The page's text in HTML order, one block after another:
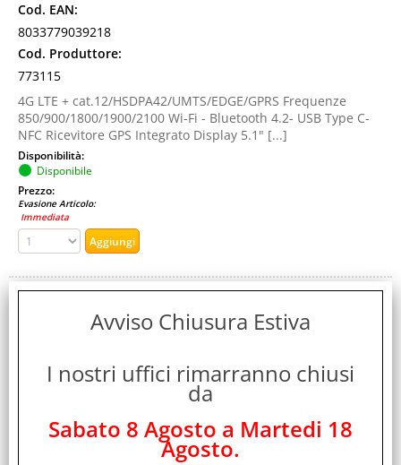
Cod. EAN:
8033779039218
Cod. Produttore:
773115
4G LTE + cat.12/HSDPA42/UMTS/EDGE/GPRS Frequenze
850/900/1800/1900/2100 Wi-Fi - Bluetooth 4.2- USB Type C-
NFC Ricevitore GPS Integrato Display 5.1" [...]
Disponibilità:
Disponibile
Prezzo:
Evasione Articolo:
Immediata
HUAWEI P10 PLUS 5.5" OCTA CORE 128GB RAM 6GB
4G LTE PLUS TIM GREEN
Avviso Chiusura Estiva
I nostri uffici rimarranno chiusi
da
Sabato 8 Agosto a Martedi 18
Agosto.